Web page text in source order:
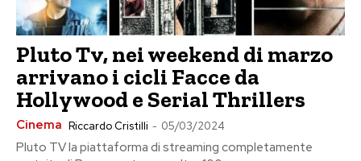
Pluto Tv, nei weekend di marzo
arrivano i cicli Facce da
Hollywood e Serial Thrillers
Cinema Riccardo Cristilli - 05/03/2024
Pluto TV la piattaforma di streaming completamente